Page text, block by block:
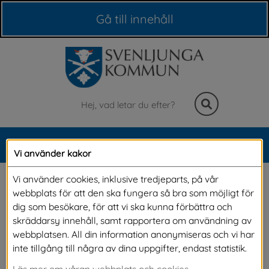
Gå till innehåll
Sök
Meny
Hantering av döda djur
Beroende på vilket djurslag det gäller finns det
olika bestämmelser för hur man får hantera
döda djur.
Vi använder kakor
Vi använder cookies, inklusive tredjeparts, på vår
webbplats för att den ska fungera så bra som möjligt för
dig som besökare, för att vi ska kunna förbättra och
skräddarsy innehåll, samt rapportera om användning av
webbplatsen. All din information anonymiseras och vi har
inte tillgång till några av dina uppgifter, endast statistik.